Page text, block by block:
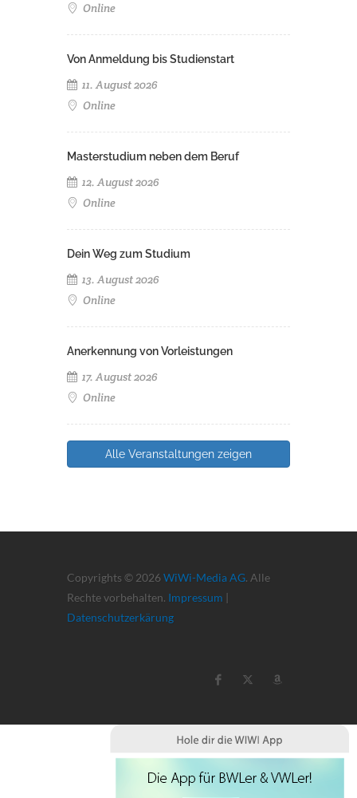
Online
Von Anmeldung bis Studienstart
11. August 2026
Online
Masterstudium neben dem Beruf
12. August 2026
Online
Dein Weg zum Studium
13. August 2026
Online
Anerkennung von Vorleistungen
17. August 2026
Online
Alle Veranstaltungen zeigen
Copyrights © 2026 WiWi-Media AG. Alle
Rechte vorbehalten. Impressum |
Datenschutzerkärung